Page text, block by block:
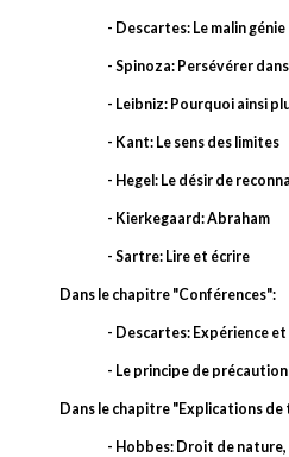
- Descartes: Le malin génie
- Spinoza: Persévérer
- Leibniz: Pourquoi ainsi
- Kant: Le sens des limites
- Hegel: Le désir de
- Kierkegaard: Abraham
- Sartre: Lire et écrire
Dans le chapitre "Conférences":
- Descartes: Expérience
- Le principe de précaution
Dans le chapitre "Explications
- Hobbes: Droit de